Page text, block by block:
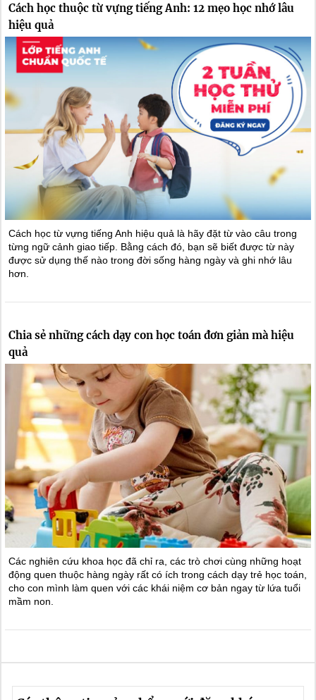
Cách học thuộc từ vựng tiếng Anh: 12 mẹo học nhớ lâu
hiệu quả
Cách học từ vựng tiếng Anh hiệu quả là hãy đặt từ vào câu trong
từng ngữ cảnh giao tiếp. Bằng cách đó, bạn sẽ biết được từ này
được sử dụng thế nào trong đời sống hàng ngày và ghi nhớ lâu
hơn.
Chia sẻ những cách dạy con học toán đơn giản mà hiệu
quả
Các nghiên cứu khoa học đã chỉ ra, các trò chơi cùng những hoạt
động quen thuộc hàng ngày rất có ích trong cách dạy trẻ học toán,
cho con mình làm quen với các khái niệm cơ bản ngay từ lứa tuổi
mầm non.